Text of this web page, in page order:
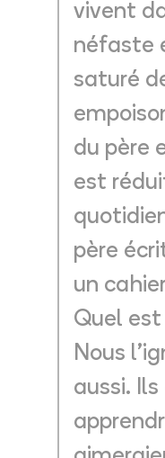
vivent
néfaste
saturé
du père
est
père
un
Quel est
Nous
aussi.